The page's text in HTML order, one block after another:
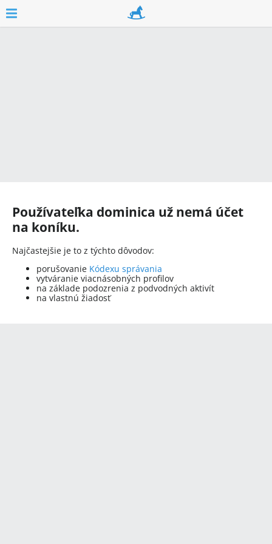
Používateľka dominica už nemá účet
na koníku.
Najčastejšie je to z týchto dôvodov:
porušovanie Kódexu správania
vytváranie viacnásobných profilov
na základe podozrenia z podvodných aktivít
na vlastnú žiadosť